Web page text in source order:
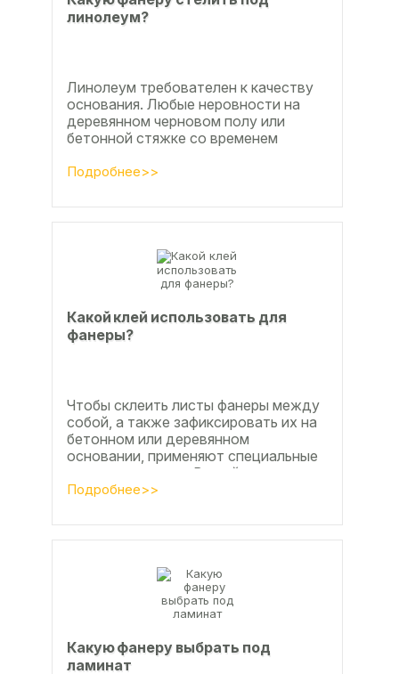
линолеум?
Линолеум требователен к качеству
основания. Любые неровности на
деревянном черновом полу или
бетонной стяжке со временем
Подробнее>>
Какой клей использовать для
фанеры?
Чтобы склеить листы фанеры между
собой, а также зафиксировать их на
бетонном или деревянном
основании, применяют специальные
клеевые составы. В этой статье
расскажем, какой клей...
Подробнее>>
Какую фанеру выбрать под
ламинат